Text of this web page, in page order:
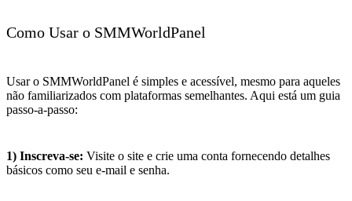
Como Usar o SMMWorldPanel
Usar o SMMWorldPanel é simples e acessível, mesmo para aqueles
não familiarizados com plataformas semelhantes. Aqui está um guia
passo-a-passo:
1) Inscreva-se: Visite o site e crie uma conta fornecendo detalhes
básicos como seu e-mail e senha.